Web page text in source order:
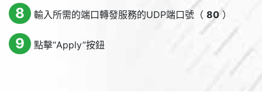
8 輸入所需的端口轉發服務的UDP端口號（ 80）
9 點擊“Apply”按鈕